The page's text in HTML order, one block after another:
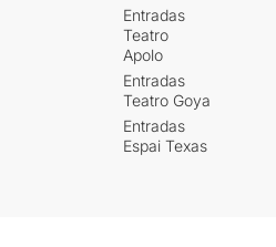
Entradas
Teatro
Apolo
Entradas
Teatro Goya
Entradas
Espai Texas